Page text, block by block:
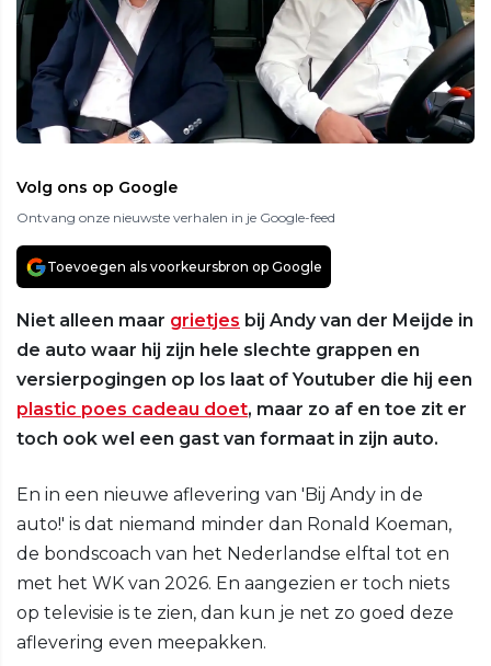
Volg ons op Google
Ontvang onze nieuwste verhalen in je Google-feed
Toevoegen als voorkeursbron op Google
Niet alleen maar grietjes bij Andy van der Meijde in
de auto waar hij zijn hele slechte grappen en
versierpogingen op los laat of Youtuber die hij een
plastic poes cadeau doet, maar zo af en toe zit er
toch ook wel een gast van formaat in zijn auto.
En in een nieuwe aflevering van 'Bij Andy in de
auto!' is dat niemand minder dan Ronald Koeman,
de bondscoach van het Nederlandse elftal tot en
met het WK van 2026. En aangezien er toch niets
op televisie is te zien, dan kun je net zo goed deze
aflevering even meepakken.